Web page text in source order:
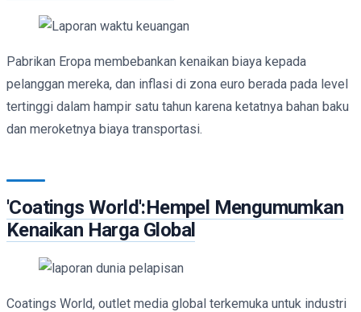
Pabrikan Eropa membebankan kenaikan biaya kepada
pelanggan mereka, dan inflasi di zona euro berada pada level
tertinggi dalam hampir satu tahun karena ketatnya bahan baku
dan meroketnya biaya transportasi.
'Coatings World':Hempel Mengumumkan
Kenaikan Harga Global
Coatings World, outlet media global terkemuka untuk industri